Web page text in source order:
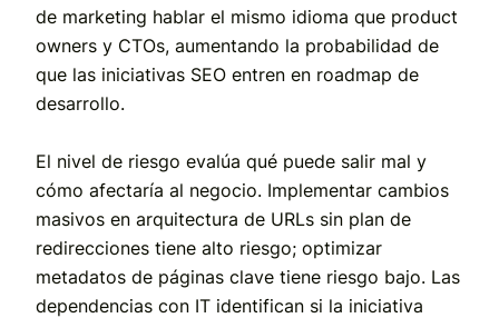
de marketing hablar el mismo idioma que product
owners y CTOs, aumentando la probabilidad de
que las iniciativas SEO entren en roadmap de
desarrollo.
El nivel de riesgo evalúa qué puede salir mal y
cómo afectaría al negocio. Implementar cambios
masivos en arquitectura de URLs sin plan de
redirecciones tiene alto riesgo; optimizar
metadatos de páginas clave tiene riesgo bajo. Las
dependencias con IT identifican si la iniciativa